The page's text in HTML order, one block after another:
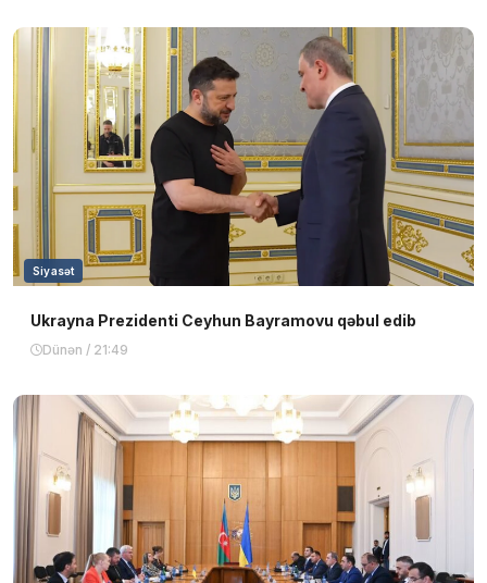
Siyasət
Ukrayna Prezidenti Ceyhun Bayramovu qəbul edib
Dünən / 21:49